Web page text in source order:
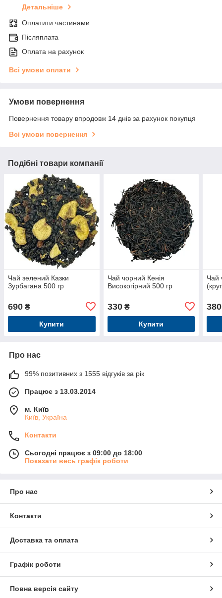
Детальніше
Оплатити частинами
Післяплата
Оплата на рахунок
Всі умови оплати
Умови повернення
Повернення товару впродовж 14 днів за рахунок покупця
Всі умови повернення
Подібні товари компанії
Чай зелений Казки
Зурбагана 500 гр
690 ₴
Купити
Чай чорний Кенія
Високогірний 500 гр
330₴
Купити
Чай
380
Про нас
99% позитивних з 1555 відгуків за рік
Працює з 13.03.2014
м. Київ
Київ, Україна
Контакти
Сьогодні працює з 09:00 до 18:00
Показати весь графік роботи
Про нас
Контакти
Доставка та оплата
Графік роботи
Повна версія сайту